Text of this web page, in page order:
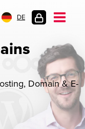
DE
Domain & E-